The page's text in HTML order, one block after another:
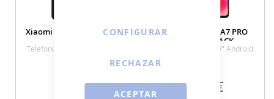
ACEPTAR
CONFIGURAR
RECHAZAR
Xiaomi REDMI 15C BLACK
Telefono Movil 6,8" Android
129
€
Xiaomi REDMI A7 PRO
4+64GB BLACK
Telefono Movil 6,9" Android
109€